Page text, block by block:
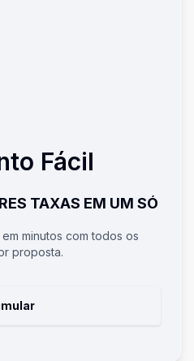
Fácil
TAXAS EM UM SÓ
minutos com todos os
proposta.